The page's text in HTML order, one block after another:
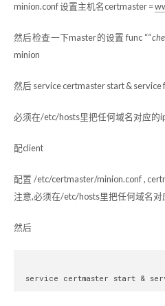
minion.conf 设置主机名certmaster =
然后检查一下master的设置 func ““
minion
然后 service certmaster start & service
必须在/etc/hosts里把任何域名对应的
配client
配置 /etc/certmaster/minion.conf ,
注意,必须在/etc/hosts里把任何域名对
然后